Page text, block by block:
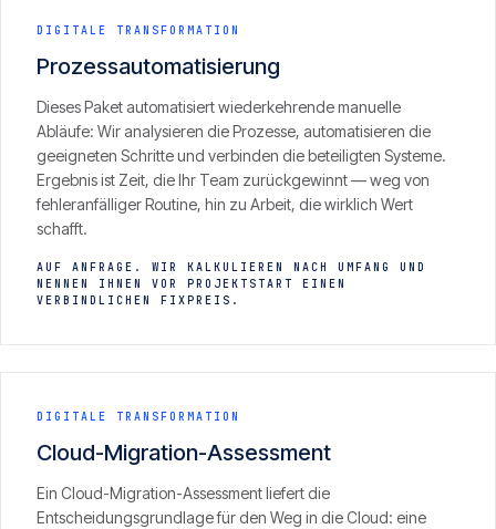
DIGITALE TRANSFORMATION
Prozessautomatisierung
Dieses Paket automatisiert wiederkehrende manuelle
Abläufe: Wir analysieren die Prozesse, automatisieren die
geeigneten Schritte und verbinden die beteiligten Systeme.
Ergebnis ist Zeit, die Ihr Team zurückgewinnt — weg von
fehleranfälliger Routine, hin zu Arbeit, die wirklich Wert
schafft.
AUF ANFRAGE. WIR KALKULIEREN NACH UMFANG UND
NENNEN IHNEN VOR PROJEKTSTART EINEN
VERBINDLICHEN FIXPREIS.
DIGITALE TRANSFORMATION
Cloud-Migration-Assessment
Ein Cloud-Migration-Assessment liefert die
Entscheidungsgrundlage für den Weg in die Cloud: eine